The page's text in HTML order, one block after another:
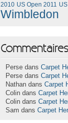
2010 US Open 2011
Wimbledon
Perse dansCarpet
Perse dansCarpet
Nathan dansCarpet
Colin dansCarpet
Colin dansCarpet
Sam dansCarpet